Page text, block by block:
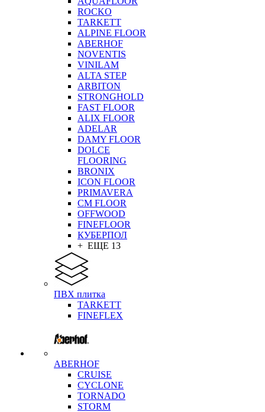
ROCKO
TARKETT
ALPINE FLOOR
ABERHOF
NOVENTIS
VINILAM
ALTA STEP
ARBITON
STRONGHOLD
FAST FLOOR
ALIX FLOOR
ADELAR
DAMY FLOOR
DOLCE
FLOORING
BRONIX
ICON FLOOR
PRIMAVERA
CM FLOOR
OFFWOOD
FINEFLOOR
КУБЕРПОЛ
+ ЕЩЕ 13
ПВХ плитка
TARKETT
FINEFLEX
ABERHOF
CRUISE
CYCLONE
TORNADO
STORM